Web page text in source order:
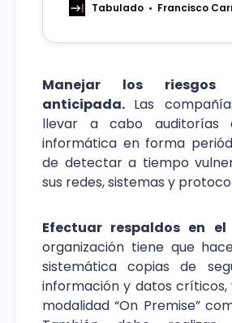
más atacadas por
Tabulado Francisco
Manejar los
anticipada. Las
llevar a cabo auditorías
informática en forma
de detectar a tiempo
sus redes, sistemas y
Efectuar respaldos en
organización tiene que
sistemática copias de
información y datos críticos,
modalidad “On Premise”